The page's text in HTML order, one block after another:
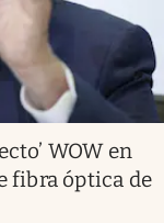
WOW en
fibra óptica de